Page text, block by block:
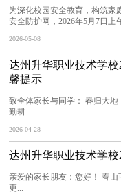
为深化校园安全教育，构筑家
安全防护网，2026年5月7日上
2026-05-08
达州升华职业技术学
馨提示
致全体家长与同学： 春归大
勤耕...
2026-04-28
达州升华职业技术学
亲爱的家长朋友：您好！ 春
更...